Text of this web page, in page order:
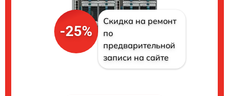
-25%
Скидка на ремонт
по
предварительной
записи на сайте